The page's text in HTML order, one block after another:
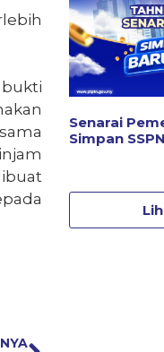
bukti
Senarai
Simpan